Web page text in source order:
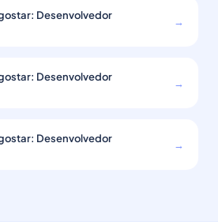
Desenvolvedor
→
Desenvolvedor
→
Desenvolvedor
→